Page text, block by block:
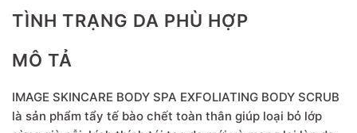
TÌNH TRẠNG DA PHÙ HỢP
MÔ TẢ
IMAGE SKINCARE BODY SPA EXFOLIATING BODY SCRUB
là sản phẩm tẩy tế bào chết toàn thân giúp loại bỏ lớp